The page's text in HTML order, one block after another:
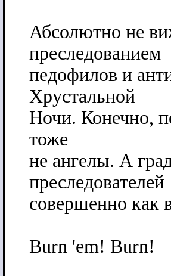
Абсолютно не
преследованием
педофилов и
Хрустальной
Ночи. Конечно,
тоже
не ангелы. А
преследователей
совершенно как
Burn 'em! Burn!